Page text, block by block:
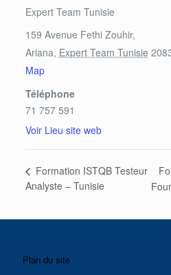
Expert Team Tunisie
159 Avenue Fethi Zouhir,
Ariana, Expert Team Tunisie
Map
Téléphone
71 757 591
Voir Lieu site web
Formation ISTQB Testeur
Analyste – Tunisie
Plan du site